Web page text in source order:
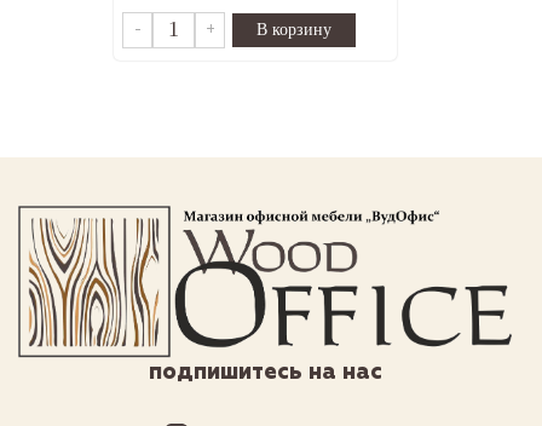
- +
подпишитесь на нас